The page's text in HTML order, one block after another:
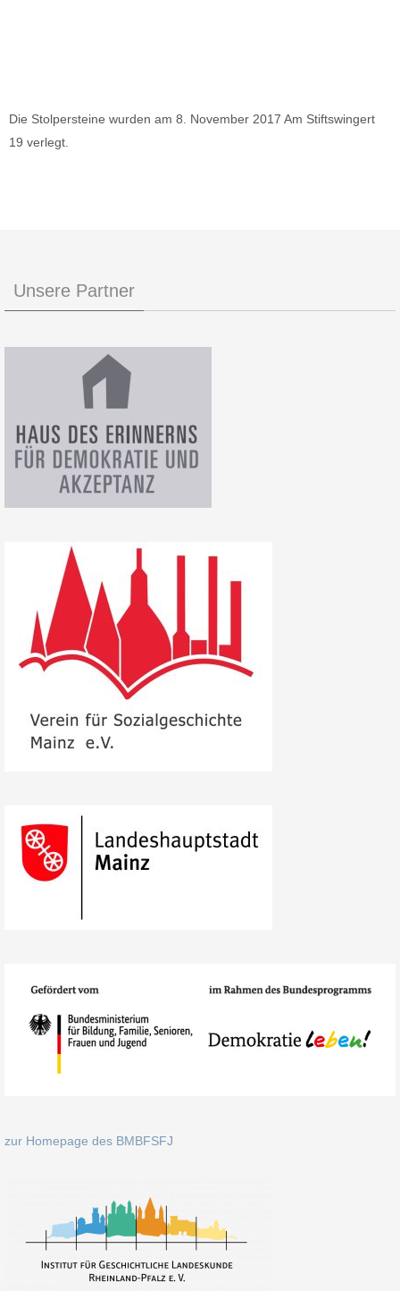
Die Stolpersteine wurden am 8. November 2017 Am Stiftswingert
19 verlegt.
Unsere Partner
zur Homepage des BMBFSFJ